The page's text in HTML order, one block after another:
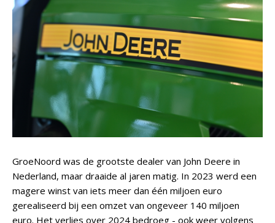
GroeNoord was de grootste dealer van John Deere in
Nederland, maar draaide al jaren matig. In 2023 werd een
magere winst van iets meer dan één miljoen euro
gerealiseerd bij een omzet van ongeveer 140 miljoen
euro. Het verlies over 2024 bedroeg - ook weer volgens